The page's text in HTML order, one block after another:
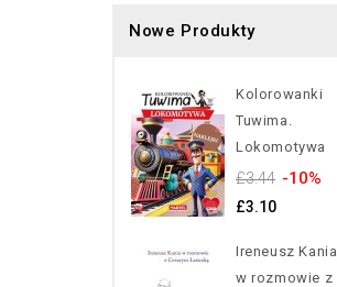
Nowe Produkty
Kolorowanki
Tuwima.
Lokomotywa
£3.44 -10%
£3.10
Ireneusz Kania
w rozmowie z